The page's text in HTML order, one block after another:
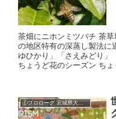
茶畑にニホンミツバチ 茶
の地区特有の深蒸し製法に
ゆひかり」「さえみどり」
ちょうど花のシーズン ち
①プロローグ 宮城県大崎耕土 2022/11/28-30